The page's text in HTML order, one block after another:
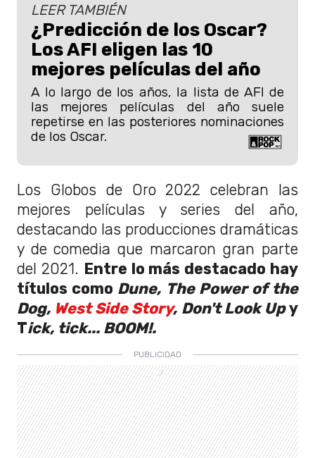
LEER TAMBIÉN
¿Predicción de los Oscar?
Los AFI eligen las 10
mejores películas del año
A lo largo de los años, la lista de AFI de
las mejores películas del año suele
repetirse en las posteriores nominaciones
de los Oscar.
Los Globos de Oro 2022 celebran las
mejores películas y series del año,
destacando las producciones dramáticas
y de comedia que marcaron gran parte
del 2021. Entre lo más destacado hay
títulos como Dune, The Power of the
Dog, West Side Story, Don't Look Upy
Tick, tick... BOOM!.